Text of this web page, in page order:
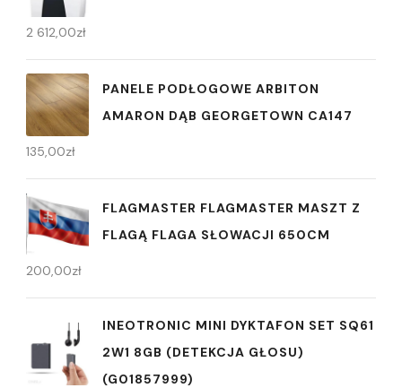
2 612,00zł
PANELE PODŁOGOWE ARBITON
AMARON DĄB GEORGETOWN CA147
135,00zł
FLAGMASTER FLAGMASTER MASZT Z
FLAGĄ FLAGA SŁOWACJI 650CM
200,00zł
INEOTRONIC MINI DYKTAFON SET SQ61
2W1 8GB (DETEKCJA GŁOSU)
(G01857999)